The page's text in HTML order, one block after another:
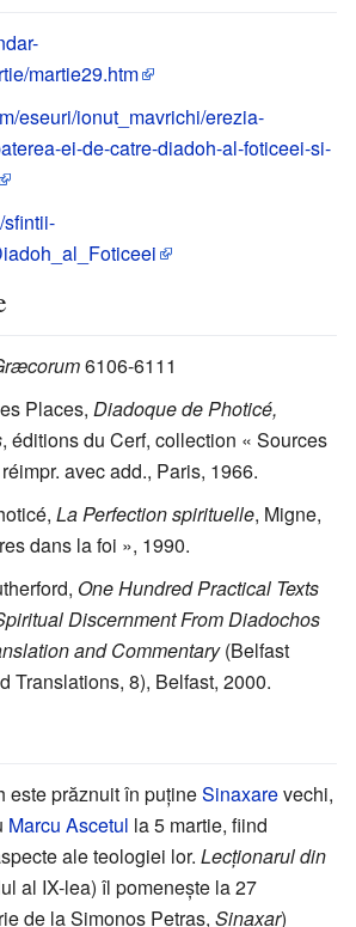
martie29.htm
eseuri/ionut_mavrichi/erezia-
ei-de-catre-diadoh-al-foticeei-si-
sfintii-
6106-6111
Places, Diadoque de Photicé,
, éditions du Cerf, collection « Sources
avec add., Paris, 1966.
La Perfection spirituelle, Migne,
dans la foi », 1990.
One Hundred Practical Texts
Discernment From Diadochos
and Commentary(Belfast
Translations, 8), Belfast, 2000.
este prăznuit în puțineSinaxarevechi,
Marcu Ascetul la 5 martie, fiind
ale teologiei lor. Lecționarul din
al IX-lea) îl pomenește la 27
de la Simonos Petras, Sinaxar)